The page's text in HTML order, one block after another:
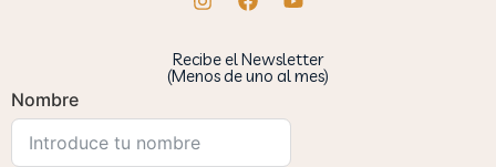
Recibe el Newsletter
(Menos de uno al mes)
Nombre